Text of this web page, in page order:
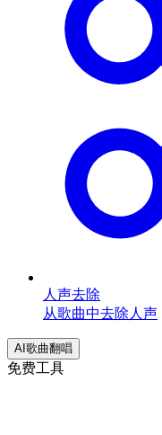
人声去除
从歌曲中去除人声
AI歌曲翻唱
免费工具